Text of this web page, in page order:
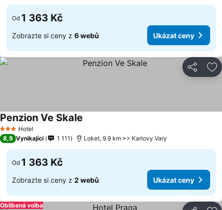
Od 1 363 Kč
Zobrazte si ceny z 6 webů Ukázat ceny
Sdílet
3 Počet hvězdiček
Hotel
Penzion Ve Skale
8,9 Vynikající 1 111 Loket, 9.9 km >> Karlovy Vary
Od 1 363 Kč
Zobrazte si ceny z 2 webů Ukázat ceny
Oblíbená volba